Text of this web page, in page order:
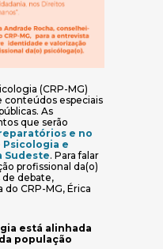
(CRP-MG)
conteúdos especiais
As
que serão
e no
Psicologia e
Sudeste(abre em nova
. Para falar
profissional da(o)
debate,
CRP-MG, Érica
está alinhada
população